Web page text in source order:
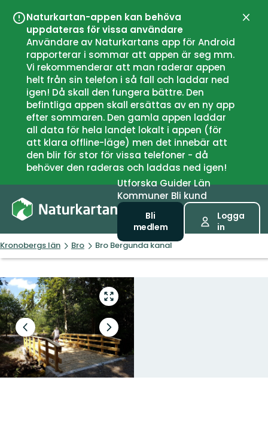
Naturkartan-appen kan behöva
uppdateras för vissa användare
Användare av Naturkartans app för Android
rapporterar i sommar att appen är seg mm.
Vi rekommenderar att man raderar appen
helt från sin telefon i så fall och laddar ned
igen! Då skall den fungera bättre. Den
befintliga appen skall ersättas av en ny app
efter sommaren. Den gamla appen laddar
all data för hela landet lokalt i appen (för
att klara offline-läge) men det innebär att
den blir för stor för vissa telefoner - då
behöver den raderas och laddas ned igen!
UtforskaGuiderLän
Kommuner Bli kund
Bli
medlem
Logga
in
Kronobergs län Bro Bro Bergunda kanal
Gå
till
helskärmsläge
Föregående
bild
Nästa
bildspel